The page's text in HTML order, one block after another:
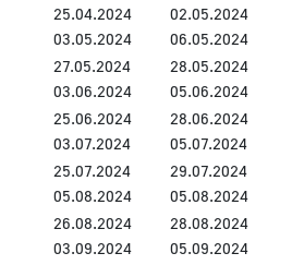
25.04.2024
02.05.2024
03.05.2024 06.05.2024
27.05.2024
28.05.2024
03.06.2024 05.06.2024
25.06.2024
28.06.2024
03.07.2024 05.07.2024
25.07.2024
29.07.2024
05.08.2024 05.08.2024
26.08.2024
28.08.2024
03.09.2024 05.09.2024